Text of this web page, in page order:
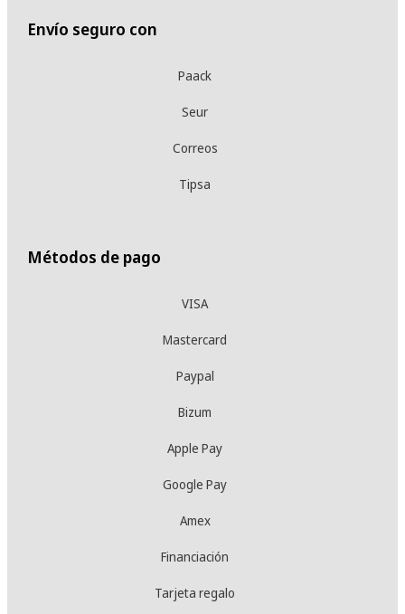
Envío seguro con
Paack
Seur
Correos
Tipsa
Métodos de pago
VISA
Mastercard
Paypal
Bizum
Apple Pay
Google Pay
Amex
Financiación
Tarjeta regalo